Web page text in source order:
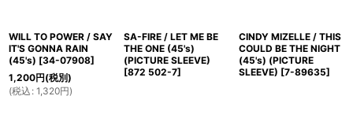
WILL TO POWER / SAY
IT'S GONNA RAIN
(45's) [34-07908]
1,200円(税別)
(税込 : 1,320円)
SA-FIRE / LET ME BE
THE ONE (45's)
(PICTURE SLEEVE)
[872 502-7]
CINDY MIZELLE / THIS
COULD BE THE NIGHT
(45's) (PICTURE
SLEEVE) [7-89635]